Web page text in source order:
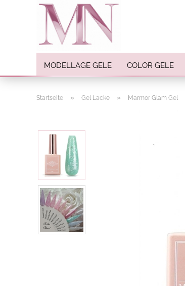
MODELLAGE GELE COLOR GELE
Pigmente
Startseite » Gel Lacke » Marmor Glam Gel